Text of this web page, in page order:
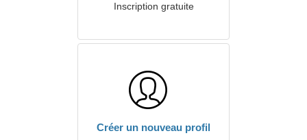
Inscription gratuite
Créer un nouveau profil